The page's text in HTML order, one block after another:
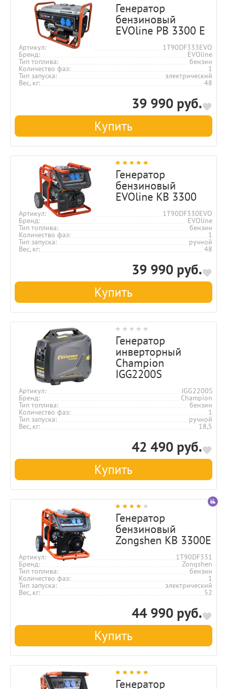
Генератор
бензиновый
EVOline PB 3300 E
Артикул 1T90DF333EVO
Бренд EVOline
Тип топлива бензин
Количество фаз 1
Тип запуска электрический
Вес, кг 48
39 990 руб.
Купить
Генератор
бензиновый
EVOline KB 3300
Артикул 1T90DF330EVO
Бренд EVOline
Тип топлива бензин
Количество фаз 1
Тип запуска ручной
Вес, кг 48
39 990 руб.
Купить
Генератор
инверторный
Champion
IGG2200S
Артикул IGG2200S
Бренд Champion
Тип топлива бензин
Количество фаз 1
Тип запуска ручной
Вес, кг 18,5
42 490 руб.
Купить
Генератор
бензиновый
Zongshen KB 3300E
Артикул 1T90DF331
Бренд Zongshen
Тип топлива бензин
Количество фаз 1
Тип запуска электрический
Вес, кг 52
44 990 руб.
Купить
Генератор